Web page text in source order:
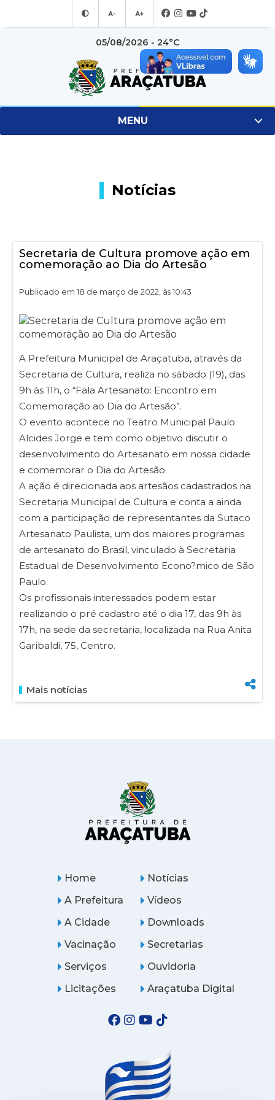
A- A+
05/08/2026 - 24°C
MENU
Notícias
Secretaria de Cultura promove ação em
comemoração ao Dia do Artesão
Publicado em 18 de março de 2022, às 10:43
A Prefeitura Municipal de Araçatuba, através da
Secretaria de Cultura, realiza no sábado (19), das
9h às 11h, o “Fala Artesanato: Encontro em
Comemoração ao Dia do Artesão”.
O evento acontece no Teatro Municipal Paulo
Alcides Jorge e tem como objetivo discutir o
desenvolvimento do Artesanato em nossa cidade
e comemorar o Dia do Artesão.
A ação é direcionada aos artesãos cadastrados na
Secretaria Municipal de Cultura e conta a ainda
com a participação de representantes da Sutaco
Artesanato Paulista, um dos maiores programas
de artesanato do Brasil, vinculado à Secretaria
Estadual de Desenvolvimento Econo?mico de São
Paulo.
Os profissionais interessados podem estar
realizando o pré cadastro até o dia 17, das 9h às
17h, na sede da secretaria, localizada na Rua Anita
Garibaldi, 75, Centro.
Mais notícias
Home
A Prefeitura
A Cidade
Notícias
Vídeos
Downloads
Vacinação
Serviços
Licitações
Secretarias
Ouvidoria
Araçatuba Digital